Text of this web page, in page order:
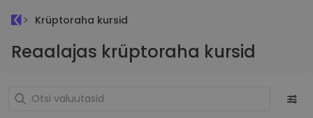
Krüptoraha kursid
Reaalajas krüptoraha kursid